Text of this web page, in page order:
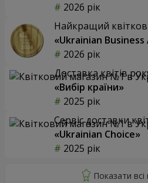
2026 рік
Найкращий
«Ukrainian Business
2026 рік
Доставка квітів
«Вибір країни»
2025 рік
Сервіс доставки
«Ukrainian Choice»
2025 рік